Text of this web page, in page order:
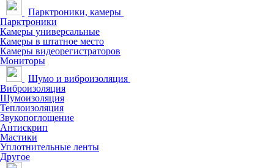
Парктроники, камеры
Парктроники
Камеры универсальные
Камеры в штатное место
Камеры видеорегистраторов
Мониторы
Шумо и виброизоляция
Виброизоляция
Шумоизоляция
Теплоизоляция
Звукопоглощение
Антискрип
Мастики
Уплотнительные ленты
Другое